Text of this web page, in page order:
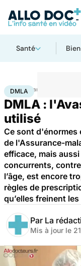
Santé
Accueil Santé
DMLA
DMLA :
utilisé
Ce sont d'énormes
de l'Assurance-
efficace, mais
concurrents,
l’âge, est encore
règles de
qu’elles freinent
Par La
Mis à jour le